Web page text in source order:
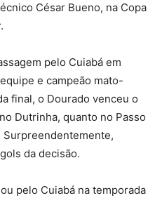
César Bueno, na Copa
pelo Cuiabá em
e campeão mato-
final, o Dourado venceu o
Dutrinha, quanto no Passo
Surpreendentemente,
da decisão.
pelo Cuiabá na temporada